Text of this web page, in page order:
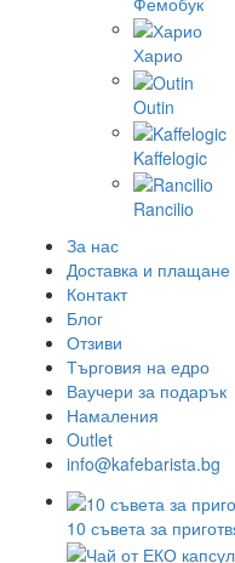
Харио
Outin
Kaffelogic
Rancilio
За нас
Доставка и плащане
Контакт
Блог
Отзиви
Търговия на едро
Ваучери за подарък
Намаления
Outlet
info@kafebarista.bg
10 съвета за